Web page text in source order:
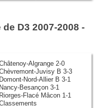
D3 2007-2008 -
Algrange 2-0
Juvisy B 3-3
Domont-Nord-Allier B 3-1
Nancy-Besançon 3-1
Riorges-Flacé Mâcon 1-1